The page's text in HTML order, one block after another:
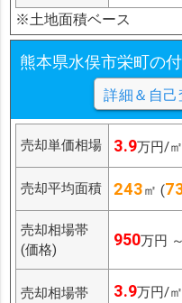
※土地面積ベース
熊本県水俣市栄町の
詳細＆自己
売却単価相場 3.9万円/
売却平均面積 243㎡ (
売却相場帯
(価格)
950万円 ～
売却相場帯
3.9万円/